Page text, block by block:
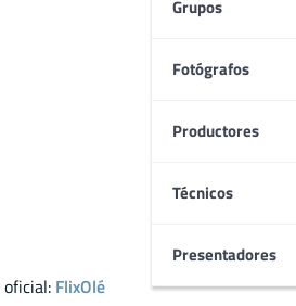
Grupos
Fotógrafos
Productores
Técnicos
Presentadores
FlixOlé